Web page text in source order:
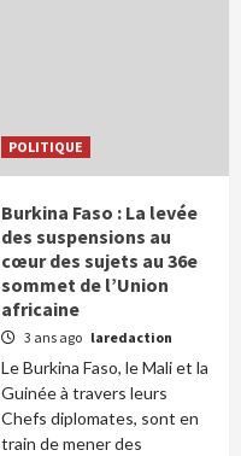
POLITIQUE
Burkina Faso : La levée
des suspensions au
cœur des sujets au 36e
sommet de l’Union
africaine
3 ans ago laredaction
Le Burkina Faso, le Mali et la
Guinée à travers leurs
Chefs diplomates, sont en
train de mener des